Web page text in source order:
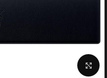
بزرگنمایی تصویر